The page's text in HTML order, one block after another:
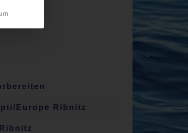
Europe Ribnitz
Ribnitz